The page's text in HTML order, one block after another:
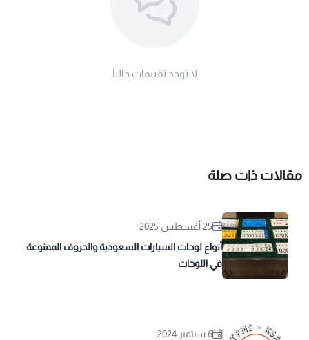
لا توجد تقييمات حاليا
مقالات ذات صلة
25 أغسطس 2025
أنواع لوحات السيارات السعودية والحروف الممنوعة
في اللوحات
6 سبتمبر 2024